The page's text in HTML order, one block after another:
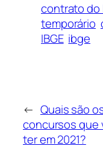
contrato do
temporário
IBGE ibge
← Quais são
concursos que
ter em 2021?